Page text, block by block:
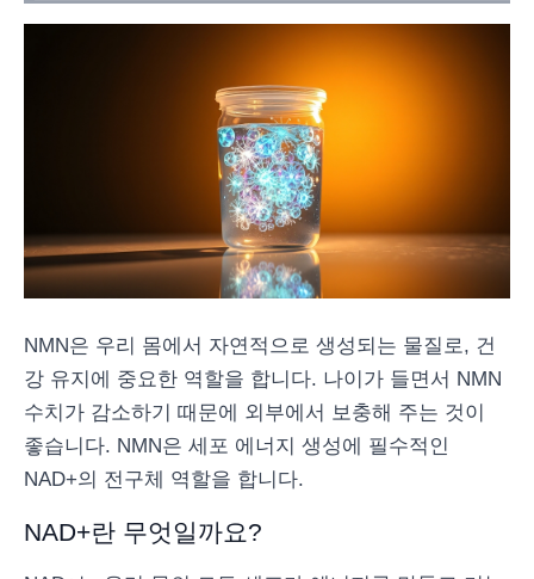
NMN은 우리 몸에서 자연적으로 생성되는 물질로, 건
강 유지에 중요한 역할을 합니다. 나이가 들면서 NMN
수치가 감소하기 때문에 외부에서 보충해 주는 것이
좋습니다. NMN은 세포 에너지 생성에 필수적인
NAD+의 전구체 역할을 합니다.
NAD+란 무엇일까요?